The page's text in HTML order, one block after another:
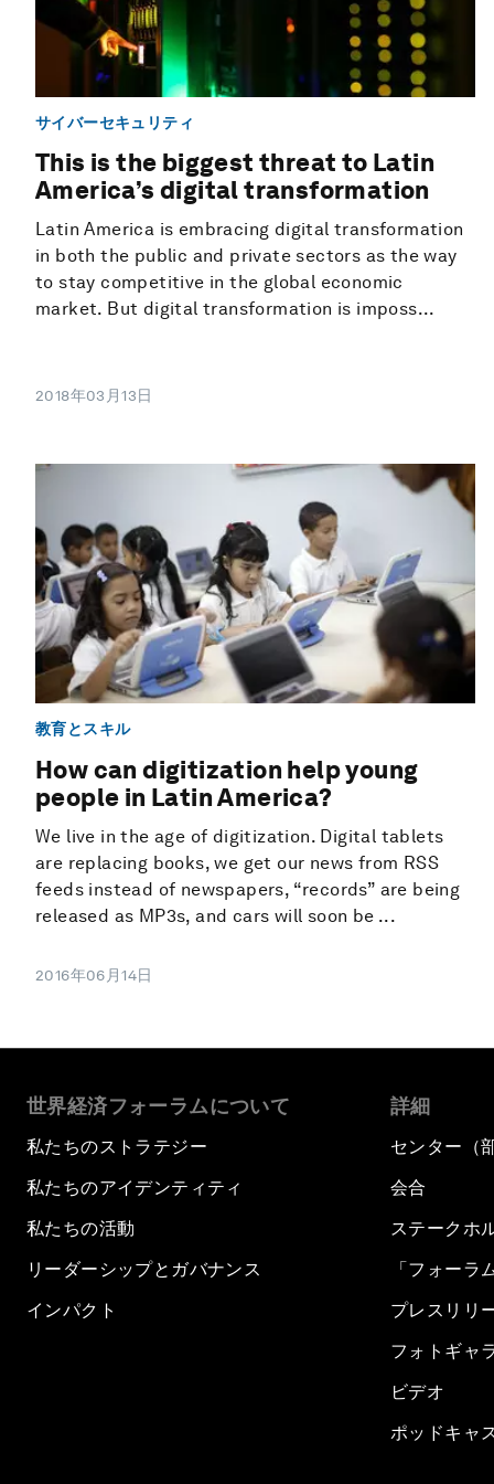
サイバーセキュリティ
This is the biggest threat to Latin
America’s digital transformation
Latin America is embracing digital transformation
in both the public and private sectors as the way
to stay competitive in the global economic
market. But digital transformation is imposs...
2018年03月13日
教育とスキル
How can digitization help young
people in Latin America?
We live in the age of digitization. Digital tablets
are replacing books, we get our news from RSS
feeds instead of newspapers, “records” are being
released as MP3s, and cars will soon be ...
2016年06月14日
世界経済フォーラムについて
私たちのストラテジー
私たちのアイデンティティ
私たちの活動
リーダーシップとガバナンス
インパクト
詳細
センター（
会合
ステークホ
「フォーラ
プレスリリ
フォトギャ
ビデオ
ポッドキャ